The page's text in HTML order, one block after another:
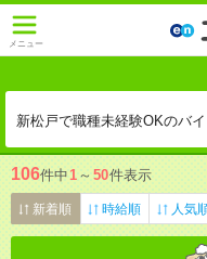
メニュー
新松戸で職種未経験OKのバ
106件中1 ～ 50件表示
新着順 時給順 人気